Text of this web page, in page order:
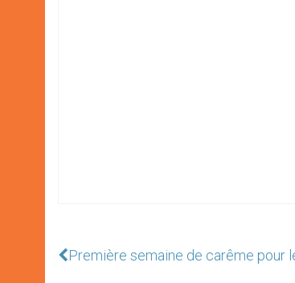
Première semaine de carême pour